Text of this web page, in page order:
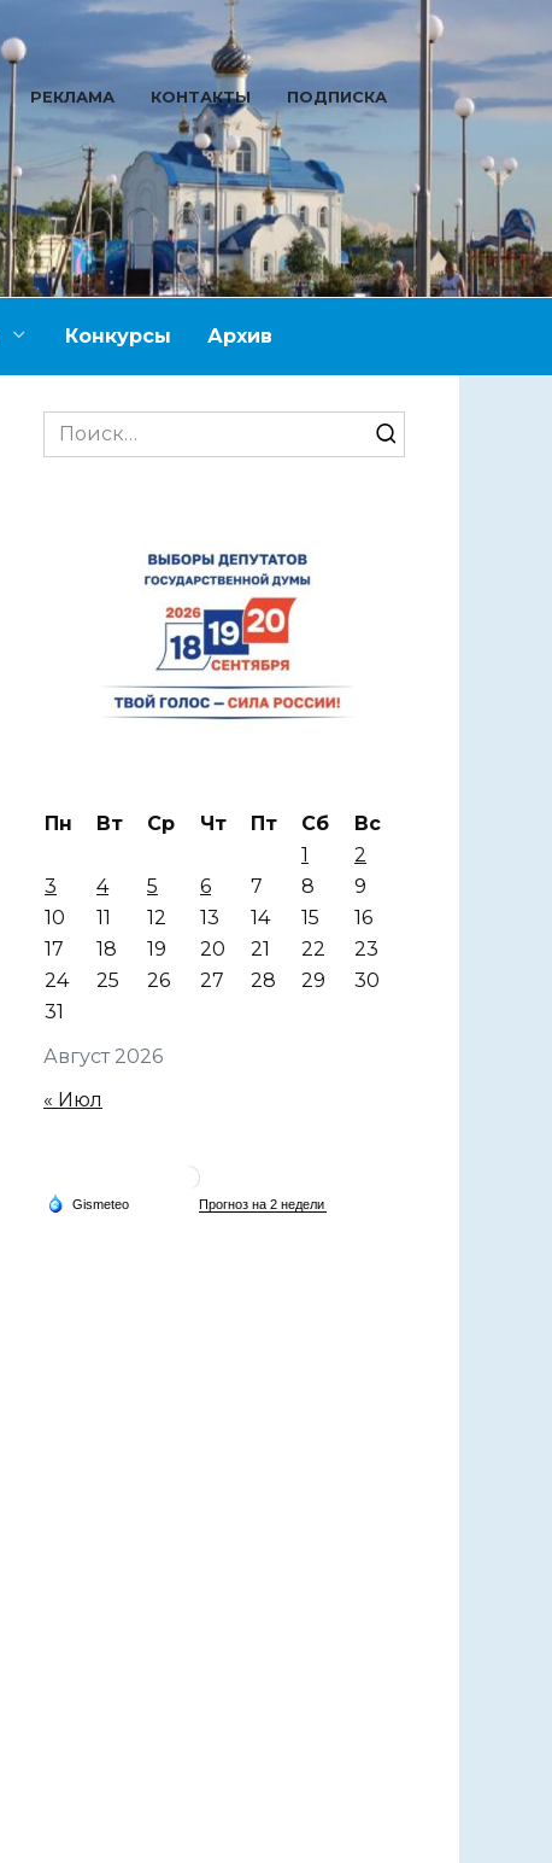
РЕКЛАМА КОНТАКТЫ ПОДПИСКА
Конкурсы Архив
Search
for:
Август 2026
Пн Вт Ср Чт Пт Сб
Вс
1
2
3
4 5 6 7 8
9
10
11 12 13 14 15
16
17
18 19 20 21 22
23
24
25 26 27 28 29
30
31
« Июл